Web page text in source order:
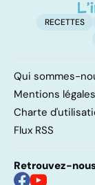
RECETTES
Qui sommes-
Mentions légales
Charte
Flux RSS
Retrouvez-